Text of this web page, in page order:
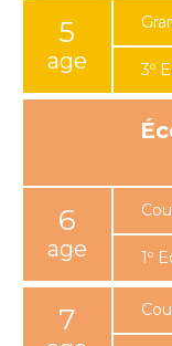
5
3º
6
1º
7